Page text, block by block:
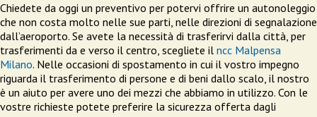
Chiedete da oggi un preventivo per potervi offrire un autonoleggio
che non costa molto nelle sue parti, nelle direzioni di segnalazione
dall’aeroporto. Se avete la necessità di trasferirvi dalla città, per
trasferimenti da e verso il centro, scegliete il ncc Malpensa
Milano. Nelle occasioni di spostamento in cui il vostro impegno
riguarda il trasferimento di persone e di beni dallo scalo, il nostro
è un aiuto per avere uno dei mezzi che abbiamo in utilizzo. Con le
vostre richieste potete preferire la sicurezza offerta dagli